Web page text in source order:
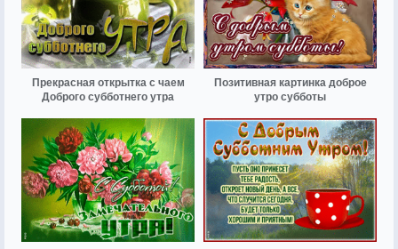
Прекрасная открытка с чаем
Доброго субботнего утра
Позитивная картинка доброе
утро субботы